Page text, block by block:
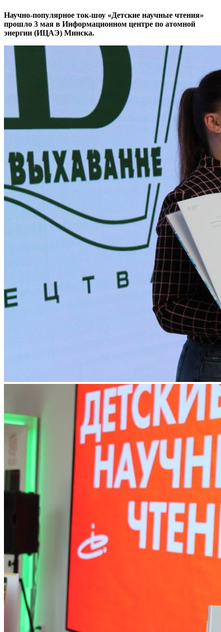
Научно-популярное ток-шоу «Детские научные чтения»
прошло 3 мая в Информационном центре по атомной
энергии (ИЦАЭ) Минска.